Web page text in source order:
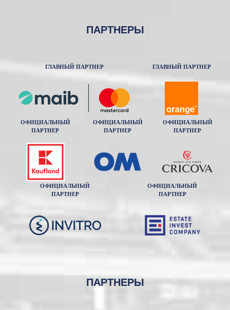
ПАРТНЕРЫ
ГЛАВНЫЙ ПАРТНЕР ГЛАВНЫЙ ПАРТНЕР
ОФИЦИАЛЬНЫЙ
ПАРТНЕР
ОФИЦИАЛЬНЫЙ
ПАРТНЕР
ОФИЦИАЛЬНЫЙ
ПАРТНЕР
ОФИЦИАЛЬНЫЙ
ПАРТНЕР
ОФИЦИАЛЬНЫЙ
ПАРТНЕР
ПАРТНЕРЫ